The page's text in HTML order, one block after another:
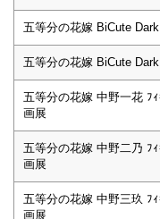
五等分の花嫁 BiCute
五等分の花嫁 BiCute
五等分の花嫁 中野一花 ﾌ
画展
五等分の花嫁 中野二乃 ﾌ
画展
五等分の花嫁 中野三玖 ﾌ
画展